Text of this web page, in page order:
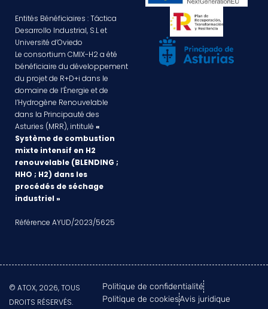
Entités Bénéficiaires : Táctica
Desarrollo Industrial, S.L et
Université d’Oviedo
Le consortium CMIX-H2 a été
bénéficiaire du développement
du projet de R+D+i dans le
domaine de l’Énergie et de
l’Hydrogène Renouvelable
dans la Principauté des
Asturies (MRR), intitulé «
Système de combustion
mixte intensif en H2
renouvelable (BLENDING ;
HHO ; H2) dans les
procédés de séchage
industriel »
Référence AYUD/2023/5625
© ATOX, 2026, TOUS
DROITS RÉSERVÉS.
Politique de confidentialité
Politique de cookiesAvis juridique